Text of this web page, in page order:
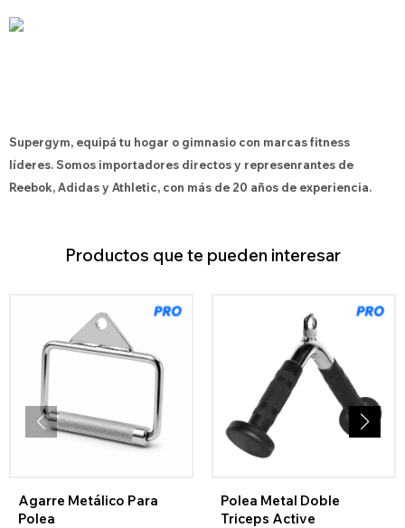
Supergym, equipá tu hogar o gimnasio con marcas fitness
líderes. Somos importadores directos y represenrantes de
Reebok, Adidas y Athletic, con más de 20 años de experiencia.
Productos que te pueden interesar
Agarre Metálico Para
Polea
Polea Metal Doble
Triceps Active